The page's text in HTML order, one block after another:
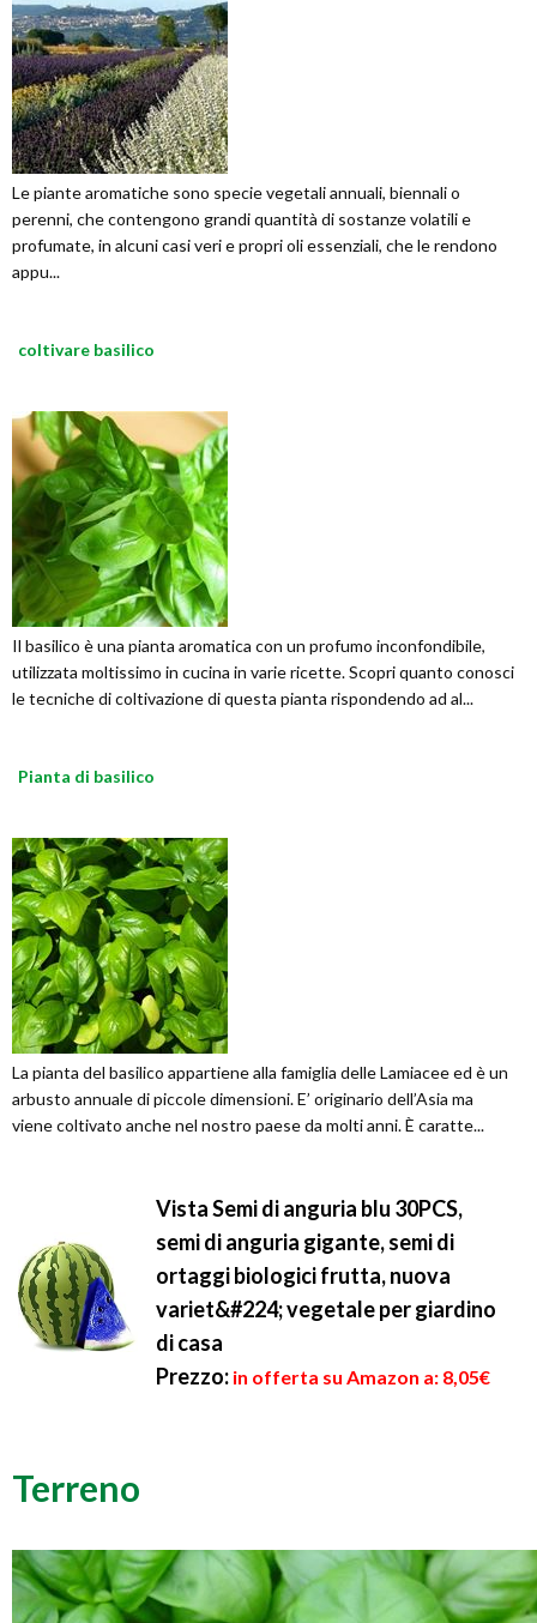
Le piante aromatiche sono specie vegetali annuali, biennali o
perenni, che contengono grandi quantità di sostanze volatili e
profumate, in alcuni casi veri e propri oli essenziali, che le rendono
appu...
coltivare basilico
Il basilico è una pianta aromatica con un profumo inconfondibile,
utilizzata moltissimo in cucina in varie ricette. Scopri quanto conosci
le tecniche di coltivazione di questa pianta rispondendo ad al...
Pianta di basilico
La pianta del basilico appartiene alla famiglia delle Lamiacee ed è un
arbusto annuale di piccole dimensioni. E’ originario dell’Asia ma
viene coltivato anche nel nostro paese da molti anni. È caratte...
Vista Semi di anguria blu 30PCS,
semi di anguria gigante, semi di
ortaggi biologici frutta, nuova
variet&#224; vegetale per giardino
di casa
Prezzo: in offerta su Amazon a: 8,05€
Terreno